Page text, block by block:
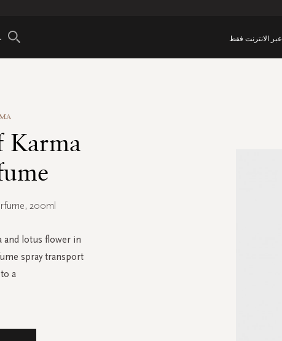
عبر الانترنت فقط
Karma
200ml
and lotus flower in
spray transport
a